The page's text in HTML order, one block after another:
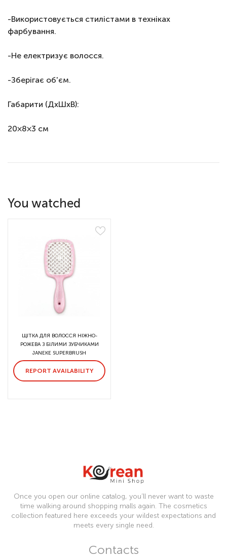
-Використовується стилістами в техніках
фарбування.
-Не електризує волосся.
-Зберігає об'єм.
Габарити (ДхШхВ):
20×8×3 см
You watched
ЩІТКА ДЛЯ ВОЛОССЯ НІЖНО-
РОЖЕВА З БІЛИМИ ЗУБЧИКАМИ
JANEKE SUPERBRUSH
REPORT AVAILABILITY
Once you open our online catalog, you’ll never want to waste
time walking around shopping malls again. The cosmetics
collection featured here exceeds your wildest expectations and
meets every single need.
Contacts